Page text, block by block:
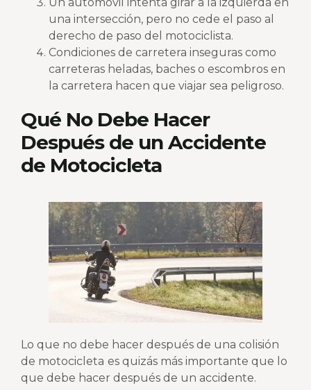
Un automóvil intenta girar a la izquierda en
una intersección, pero no cede el paso al
derecho de paso del motociclista.
Condiciones de carretera inseguras como
carreteras heladas, baches o escombros en
la carretera hacen que viajar sea peligroso.
Qué No Debe Hacer
Después de un Accidente
de Motocicleta
Lo que no debe hacer después de una colisión
de motocicleta es quizás más importante que lo
que debe hacer después de un accidente.